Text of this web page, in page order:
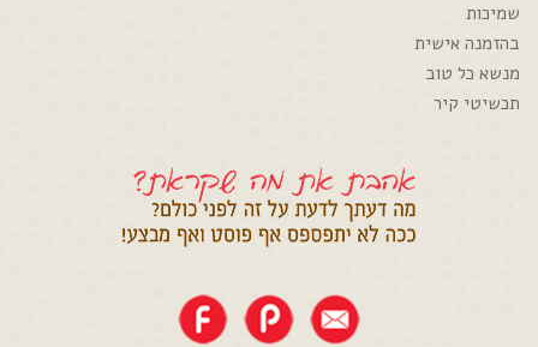
שמיכות
בהזמנה אישית
מנשא כל טוב
תכשיטי קיר